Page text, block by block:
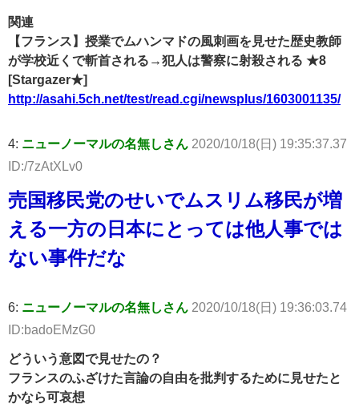
関連
【フランス】授業でムハンマドの風刺画を見せた歴史教師
が学校近くで斬首される→犯人は警察に射殺される ★8
[Stargazer★]
http://asahi.5ch.net/test/read.cgi/newsplus/1603001135/
4: ニューノーマルの名無しさん 2020/10/18(日) 19:35:37.37
ID:/7zAtXLv0
売国移民党のせいでムスリム移民が増
える一方の日本にとっては他人事では
ない事件だな
6: ニューノーマルの名無しさん 2020/10/18(日) 19:36:03.74
ID:badoEMzG0
どういう意図で見せたの？
フランスのふざけた言論の自由を批判するために見せたと
かなら可哀想